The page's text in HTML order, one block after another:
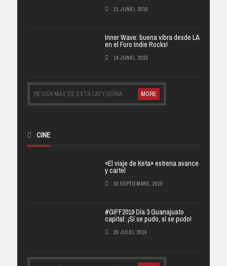
21 JUNIO, 2019
Inner Wave: buena vibra desde LA
en el Foro Indie Rocks!
14 JUNIO, 2019
REVISA MÁS DE ESTA CATEGORÍA MORE
CINE
«El viaje de Keta» estrena avance
y cartel
10 SEPTIEMBRE, 2019
#GIFF2019 Día 3 Guanajuato
capital: ¡Sí se pudo, sí se pudo!
29 JULIO, 2019